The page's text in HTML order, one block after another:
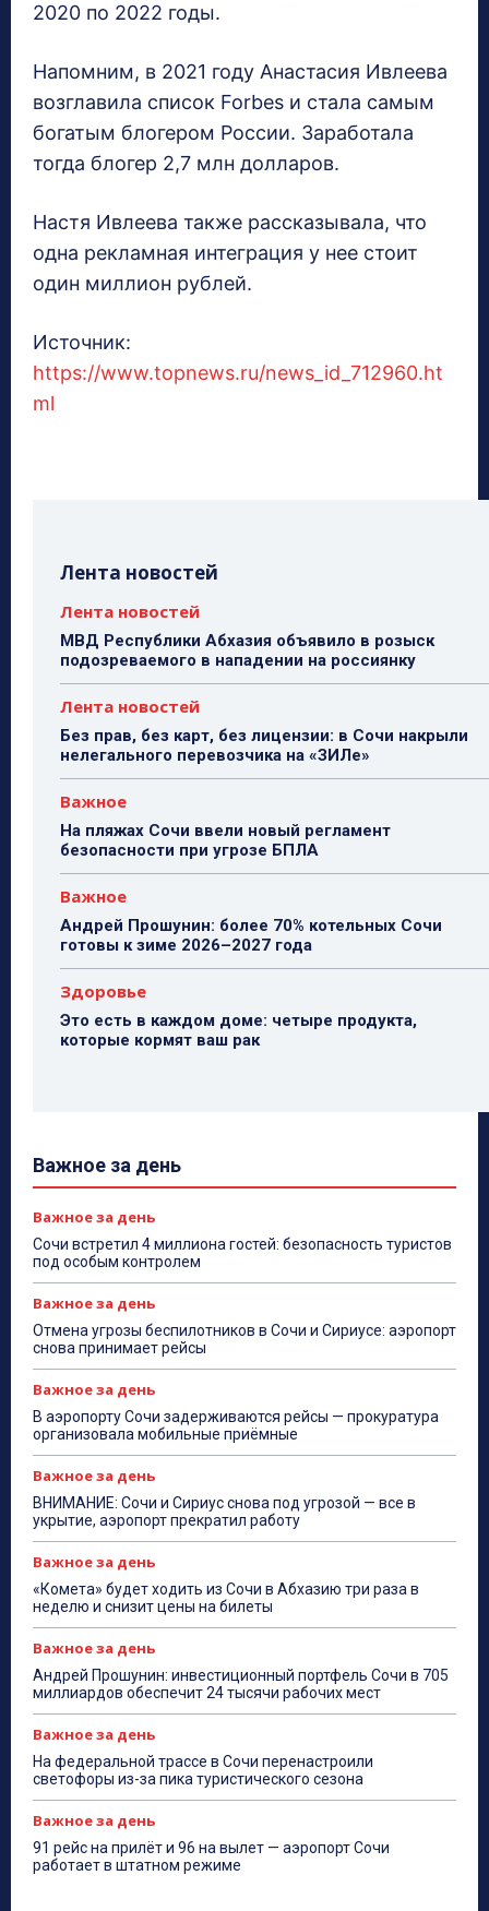
2020 по 2022 годы.
Напомним, в 2021 году Анастасия Ивлеева
возглавила список Forbes и стала самым
богатым блогером России. Заработала
тогда блогер 2,7 млн долларов.
Настя Ивлеева также рассказывала, что
одна рекламная интеграция у нее стоит
один миллион рублей.
Источник:
https://www.topnews.ru/news_id_712960.ht
ml
Лента новостей
Лента новостей
МВД Республики Абхазия объявило в розыск
подозреваемого в нападении на россиянку
Лента новостей
Без прав, без карт, без лицензии: в Сочи накрыли
нелегального перевозчика на «ЗИЛе»
Важное
На пляжах Сочи ввели новый регламент
безопасности при угрозе БПЛА
Важное
Андрей Прошунин: более 70% котельных Сочи
готовы к зиме 2026–2027 года
Здоровье
Это есть в каждом доме: четыре продукта,
которые кормят ваш рак
Важное за день
Важное за день
Сочи встретил 4 миллиона гостей: безопасность туристов
под особым контролем
Важное за день
Отмена угрозы беспилотников в Сочи и Сириусе: аэропорт
снова принимает рейсы
Важное за день
В аэропорту Сочи задерживаются рейсы — прокуратура
организовала мобильные приёмные
Важное за день
ВНИМАНИЕ: Сочи и Сириус снова под угрозой — все в
укрытие, аэропорт прекратил работу
Важное за день
«Комета» будет ходить из Сочи в Абхазию три раза в
неделю и снизит цены на билеты
Важное за день
Андрей Прошунин: инвестиционный портфель Сочи в 705
миллиардов обеспечит 24 тысячи рабочих мест
Важное за день
На федеральной трассе в Сочи перенастроили
светофоры из-за пика туристического сезона
Важное за день
91 рейс на прилёт и 96 на вылет — аэропорт Сочи
работает в штатном режиме